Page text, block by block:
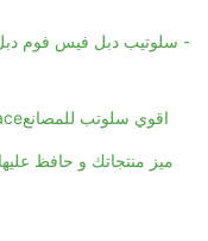
سلوتيب دبل فيس فوم
جميع انواع السلوتب دبل فيس Double Face‏ اقوي سلوتب للمصانع
ميز منتجاتك و حافظ